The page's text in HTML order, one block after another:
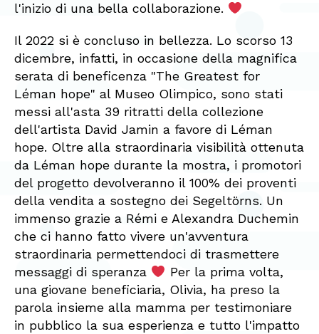
l'inizio di una bella collaborazione.
Il 2022 si è concluso in bellezza. Lo scorso 13
dicembre, infatti, in occasione della magnifica
serata di beneficenza "The Greatest for
Léman hope" al Museo Olimpico, sono stati
messi all'asta 39 ritratti della collezione
dell'artista David Jamin a favore di Léman
hope. Oltre alla straordinaria visibilità ottenuta
da Léman hope durante la mostra, i promotori
del progetto devolveranno il 100% dei proventi
della vendita a sostegno dei Segeltörns. Un
immenso grazie a Rémi e Alexandra Duchemin
che ci hanno fatto vivere un'avventura
straordinaria permettendoci di trasmettere
messaggi di speranza
Per la prima volta,
una giovane beneficiaria, Olivia, ha preso la
parola insieme alla mamma per testimoniare
in pubblico la sua esperienza e tutto l'impatto